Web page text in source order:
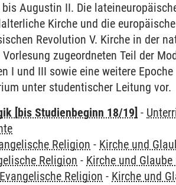
Augustin II. Die
Kirche und die
Revolution V. Kirche in der
zugeordneten Teil der
I und III sowie eine weitere
unter studentischer Leitung vor.
[bis Studienbeginn 18/19] -
Religion - Kirche und
Religion - Kirche und
Religion - Kirche und